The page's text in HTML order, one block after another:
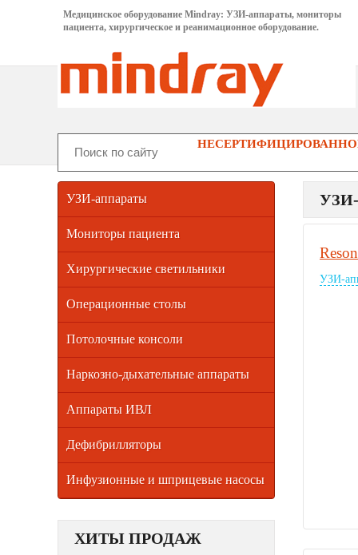
Медицинское оборудование Mindray: УЗИ-аппараты, мониторы
пациента, хирургическое и реанимационное оборудование.
УЗИ-аппараты
Мониторы пациента
Хирургические светильники
Операционные столы
Потолочные консоли
Наркозно-дыхательные аппараты
Аппараты ИВЛ
Дефибрилляторы
Инфузионные и шприцевые насосы
ХИТЫ ПРОДАЖ
УЗИ-